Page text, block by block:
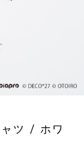
ャツ / ホワ